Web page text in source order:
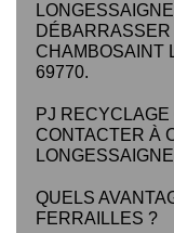
CHAMBOSAINT
69770.
PJ
CONTACTER À
QUELS
FERRAILLES ?